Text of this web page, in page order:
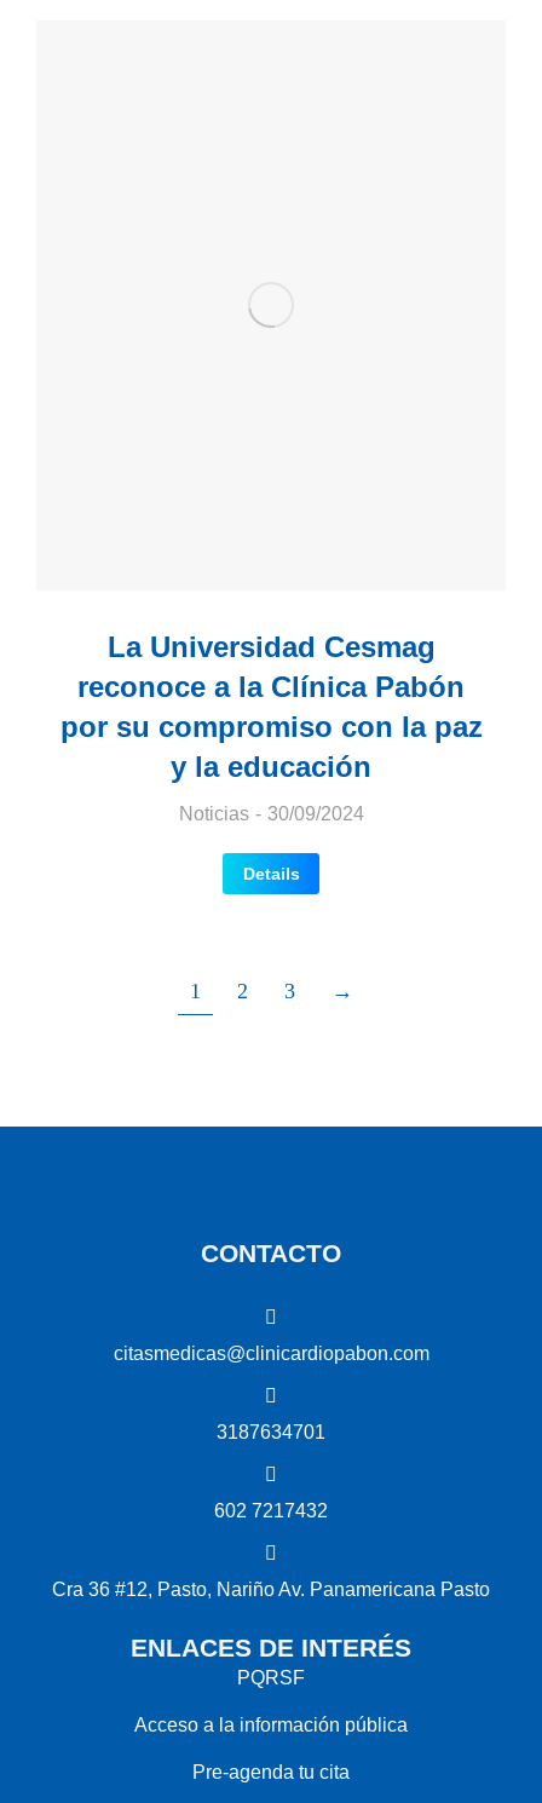
La Universidad Cesmag
reconoce a la Clínica Pabón
por su compromiso con la paz
y la educación
Noticias 30/09/2024
Details
1 2 3 →
CONTACTO
citasmedicas@clinicardiopabon.com
3187634701
602 7217432
Cra 36 #12, Pasto, Nariño Av. Panamericana Pasto
ENLACES DE INTERÉS
PQRSF
Acceso a la información pública
Pre-agenda tu cita